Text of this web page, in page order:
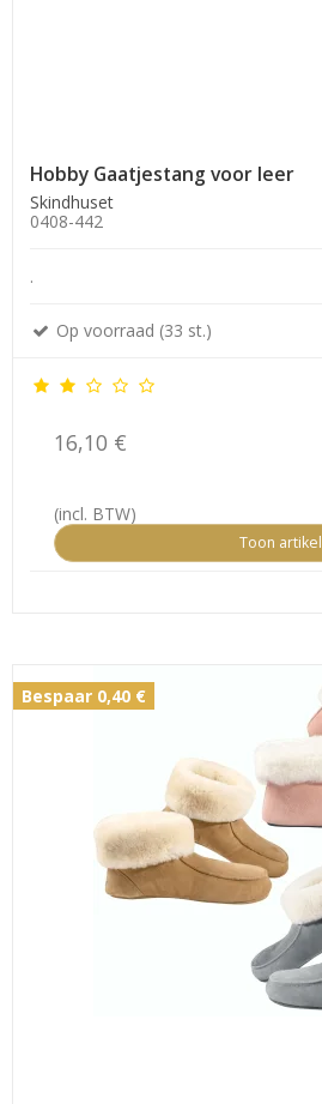
Hobby Gaatjestang voor leer
Skindhuset
0408-442
.
Op voorraad (33 st.)
16,10 €
(incl. BTW)
Toon artikel
Bespaar 0,40 €